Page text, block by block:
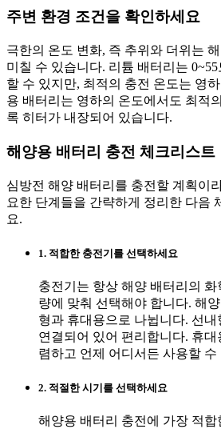
주변 환경 조건을 확인하세요
극한의 온도 변화, 즉 추위와 더위는
미칠 수 있습니다. 리튬 배터리는
할 수 있지만, 최적의 충전 온도는 영
용 배터리는 영하의 온도에서도 최적
록 히터가 내장되어 있습니다.
해양용 배터리 충전 체크리스트
심방전 해양 배터리를 충전할 계획이
요한 단계들을 간략하게 정리한 다음
요.
1. 적합한 충전기를 선택하세요
충전기는 항상 해양 배터리의
량에 맞춰 선택해야 합니다. 해
형과 휴대용으로 나뉩니다. 선내
연결되어 있어 편리합니다. 휴대
렴하고 언제 어디서든 사용할 수
2. 적절한 시기를 선택하세요
해양용 배터리 충전에 가장 적